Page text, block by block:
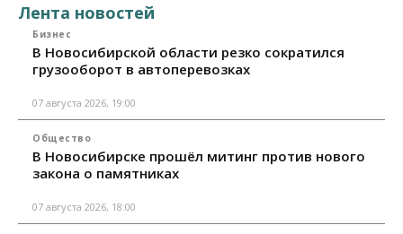
Лента новостей
Бизнес
В Новосибирской области резко сократился
грузооборот в автоперевозках
07 августа 2026, 19:00
Общество
В Новосибирске прошёл митинг против нового
закона о памятниках
07 августа 2026, 18:00